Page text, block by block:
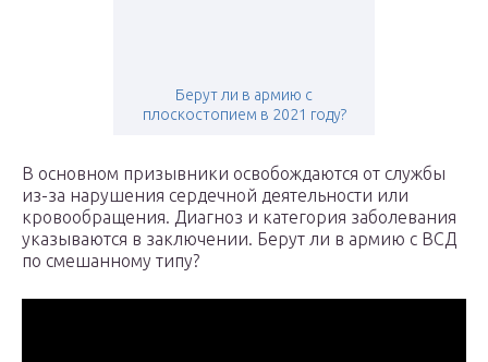
Берут ли в армию с
плоскостопием в 2021 году?
В основном призывники освобождаются от службы
из-за нарушения сердечной деятельности или
кровообращения. Диагноз и категория заболевания
указываются в заключении. Берут ли в армию с ВСД
по смешанному типу?